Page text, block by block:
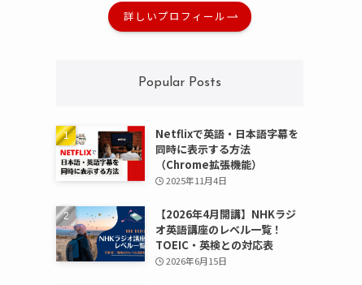
詳しいプロフィール
Popular Posts
Netflixで英語・日本語字幕を
同時に表示する方法
（Chrome拡張機能）
2025年11月4日
【2026年4月開講】NHKラジ
オ英語講座のレベル一覧！
TOEIC・英検との対応表
2026年6月15日